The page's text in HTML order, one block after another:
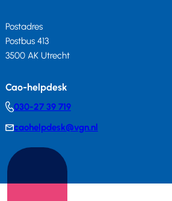
Postadres
Postbus 413
3500 AK Utrecht
Cao-helpdesk
Telephonenumber
030-27 39 719
E-
mail
caohelpdesk@vgn.nl